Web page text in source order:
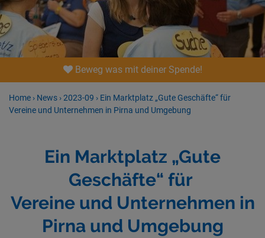
Beweg was mit deiner Spende!
Home › News ›2023-09 › Ein Marktplatz „Gute Geschäfte“ für
Vereine und Unternehmen in Pirna und Umgebung
Ein Marktplatz „Gute
Geschäfte“ für
Vereine und Unternehmen in
Pirna und Umgebung